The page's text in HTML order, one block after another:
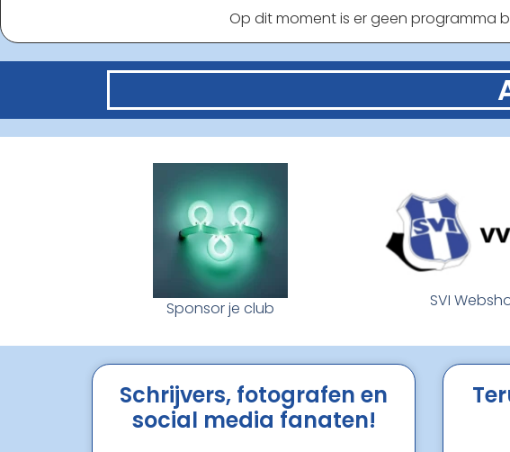
Op dit moment is er geen programma
Sponsor je club SVI
Schrijvers, fotografen en
social media fanaten!